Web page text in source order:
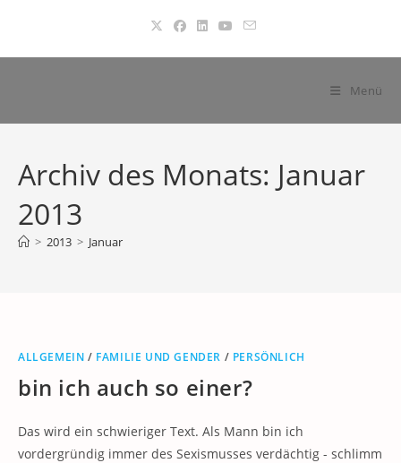
springen
Menü
Archiv des Monats: Januar
2013
> 2013 > Januar
ALLGEMEIN / FAMILIE UND GENDER / PERSÖNLICH
bin ich auch so einer?
Das wird ein schwieriger Text. Als Mann bin ich
vordergründig immer des Sexismusses verdächtig - schlimm